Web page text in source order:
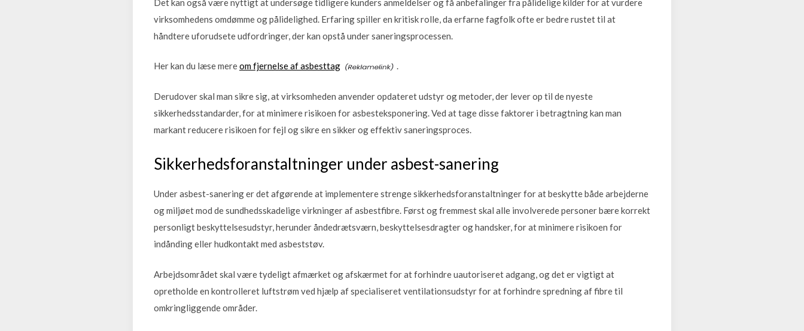
virksomhedens omdømme og pålidelighed. Erfaring spiller en kritisk rolle, da erfarne fagfolk ofte er bedre rustet til at
håndtere uforudsete udfordringer, der kan opstå under saneringsprocessen.
Her kan du læse mereom fjernelse af asbesttag .
Derudover skal man sikre sig, at virksomheden anvender opdateret udstyr og metoder, der lever op til de nyeste
sikkerhedsstandarder, for at minimere risikoen for asbesteksponering. Ved at tage disse faktorer i betragtning kan man
markant reducere risikoen for fejl og sikre en sikker og effektiv saneringsproces.
Sikkerhedsforanstaltninger under asbest-sanering
Under asbest-sanering er det afgørende at implementere strenge sikkerhedsforanstaltninger for at beskytte både arbejderne
og miljøet mod de sundhedsskadelige virkninger af asbestfibre. Først og fremmest skal alle involverede personer bære korrekt
personligt beskyttelsesudstyr, herunder åndedrætsværn, beskyttelsesdragter og handsker, for at minimere risikoen for
indånding eller hudkontakt med asbeststøv.
Arbejdsområdet skal være tydeligt afmærket og afskærmet for at forhindre uautoriseret adgang, og det er vigtigt at
opretholde en kontrolleret luftstrøm ved hjælp af specialiseret ventilationsudstyr for at forhindre spredning af fibre til
omkringliggende områder.